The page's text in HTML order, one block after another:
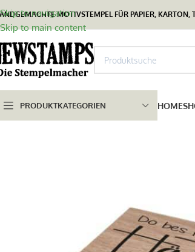
Skip to navigation
Skip to main content
MOTIVSTEMPEL FÜR PAPIER, KARTON,
PRODUKTKATEGORIEN HOME